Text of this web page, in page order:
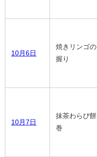
10月6日
焼きリンゴの
握り
10月7日
抹茶わらび餅
巻